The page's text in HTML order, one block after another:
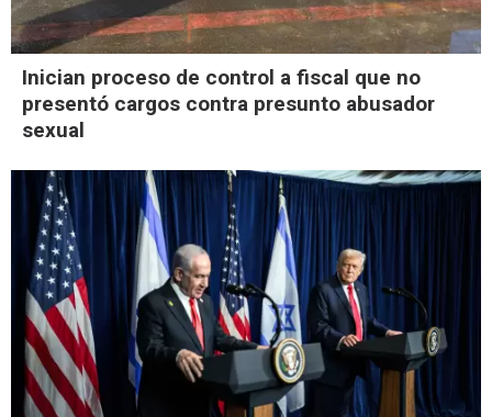
Inician proceso de control a fiscal que no
presentó cargos contra presunto abusador
sexual